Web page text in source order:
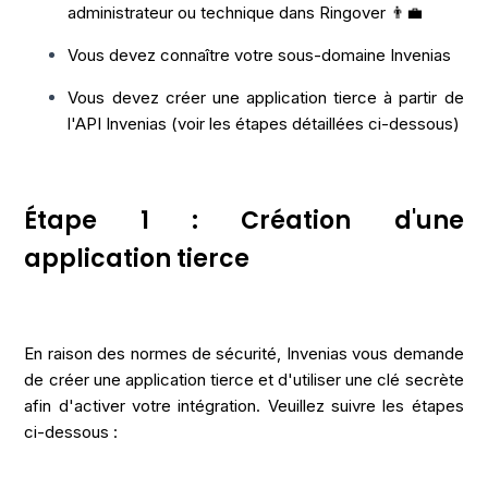
administrateur ou technique dans Ringover 👨‍💼
Vous devez connaître votre sous-domaine Invenias
Vous devez créer une application tierce à partir de
l'API Invenias (voir les étapes détaillées ci-dessous)
Étape 1 : Création d'une
application tierce
En raison des normes de sécurité, Invenias vous demande
de créer une application tierce et d'utiliser une clé secrète
afin d'activer votre intégration. Veuillez suivre les étapes
ci-dessous :